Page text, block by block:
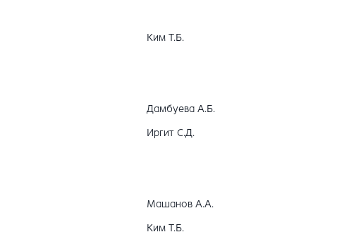
Ким Т.Б.
Дамбуева А.Б.
Иргит С.Д.
Машанов А.А.
Ким Т.Б.